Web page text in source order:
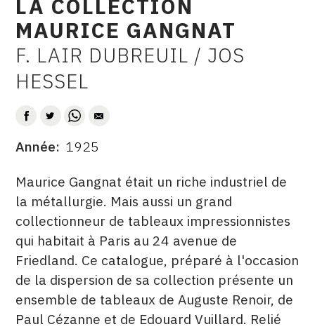
CONTACT
CGU
FACEBOOK
TWITTER
PINTEREST
LA COLLECTION
MAURICE GANGNAT
AUTEUR
F. LAIR DUBREUIL / JOS
HESSEL
DATE
Année 1925
DESCRITPTION
Maurice Gangnat était un riche industriel de
la métallurgie. Mais aussi un grand
collectionneur de tableaux impressionnistes
qui habitait à Paris au 24 avenue de
Friedland. Ce catalogue, préparé à l'occasion
de la dispersion de sa collection présente un
ensemble de tableaux de Auguste Renoir, de
Paul Cézanne et de Edouard Vuillard. Relié